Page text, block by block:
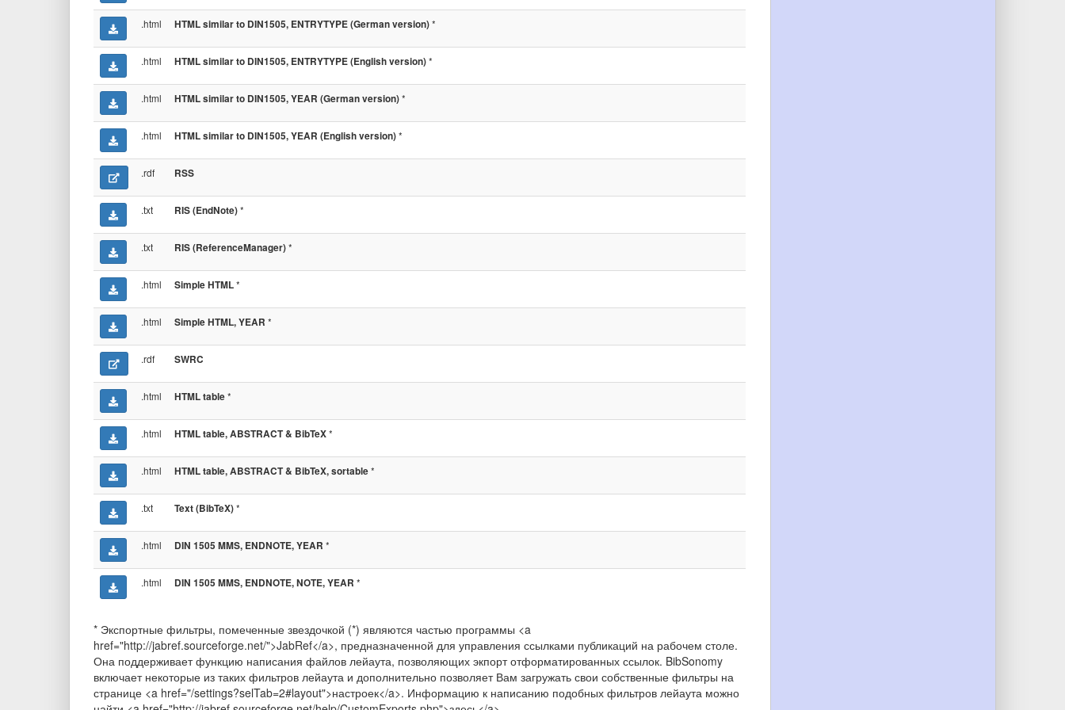
.html HTML similar to DIN1505, ENTRYTYPE (German version)*
.html HTML similar to DIN1505, ENTRYTYPE (English version)*
.html HTML similar to DIN1505, YEAR (German version)*
.html HTML similar to DIN1505, YEAR (English version)*
.rdf RSS
.txt RIS (EndNote)*
.txt RIS (ReferenceManager)*
.html Simple HTML*
.html Simple HTML, YEAR *
.rdf SWRC
.html HTML table*
.html HTML table, ABSTRACT & BibTeX*
.html HTML table, ABSTRACT & BibTeX, sortable*
.txt Text (BibTeX)*
.html DIN 1505 MMS, ENDNOTE, YEAR *
.html DIN 1505 MMS, ENDNOTE, NOTE, YEAR *
* Экспортные фильтры, помеченные звездочкой (*) являются частью программы <a
href="http://jabref.sourceforge.net/">JabRef</a>, предназначенной для управления ссылками публикаций на рабочем столе.
Она поддерживает функцию написания файлов лейаута, позволяющих экпорт отформатированных ссылок. BibSonomy
включает некоторые из таких фильтров лейаута и дополнительно позволяет Вам загружать свои собственные фильтры на
странице <a href="/settings?selTab=2#layout">настроек</a>. Информацию к написанию подобных фильтров лейаута можно